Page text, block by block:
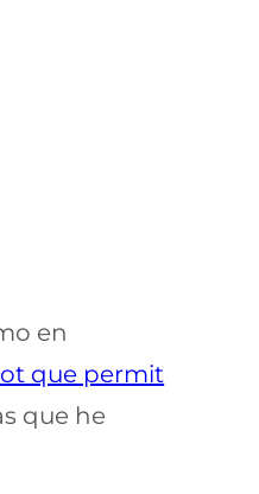
en
que permit
que he